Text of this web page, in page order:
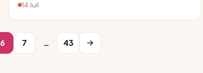
14 Juil
6 7 … 43